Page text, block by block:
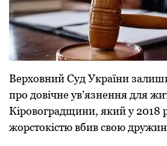
Верховний Суд України
про довічне ув’язнення для
Кіровоградщини, який у 2018
жорстокістю вбив свою